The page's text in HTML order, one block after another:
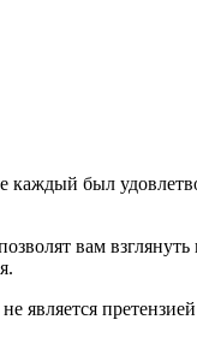
был
вам
является